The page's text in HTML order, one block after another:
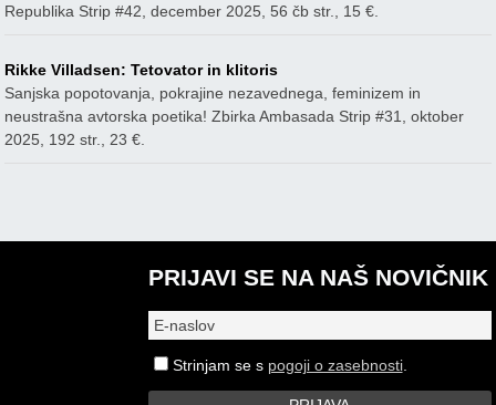
Republika Strip #42, december 2025, 56 čb str., 15 €.
Rikke Villadsen: Tetovator in klitoris
Sanjska popotovanja, pokrajine nezavednega, feminizem in
neustrašna avtorska poetika! Zbirka Ambasada Strip #31, oktober
2025, 192 str., 23 €.
PRIJAVI SE NA NAŠ NOVIČNIK
Strinjam se s pogoji o zasebnosti.